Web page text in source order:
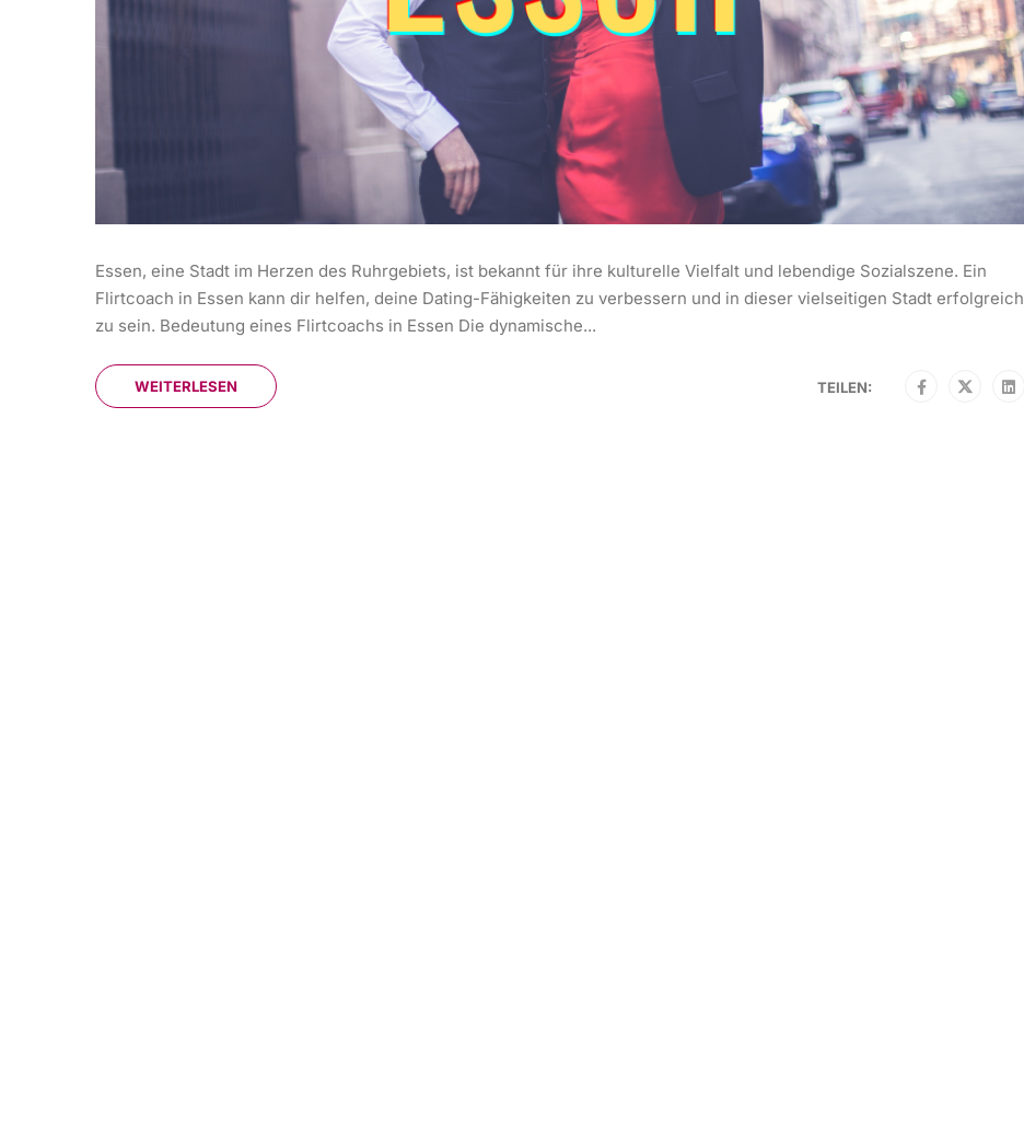
Essen, eine Stadt im Herzen des Ruhrgebiets, ist bekannt für ihre kulturelle Vielfalt und lebendige Sozialszene. Ein
Flirtcoach in Essen kann dir helfen, deine Dating-Fähigkeiten zu verbessern und in dieser vielseitigen Stadt erfolgreich
zu sein. Bedeutung eines Flirtcoachs in Essen Die dynamische...
WEITERLESEN TEILEN: